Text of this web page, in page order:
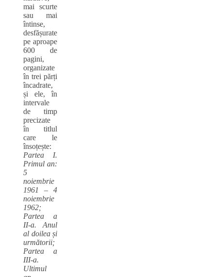
mai scurte
sau mai
întinse,
desfășurate
pe aproape
600 de
pagini,
organizate
în trei părți
încadrate,
și ele, în
intervale
de timp
precizate
în titlul
care le
însoțește:
Partea I.
Primul an:
5
noiembrie
1961 ‒ 4
noiembrie
1962;
Partea a
II-a. Anul
al doilea și
următorii;
Partea a
III-a.
Ultimul